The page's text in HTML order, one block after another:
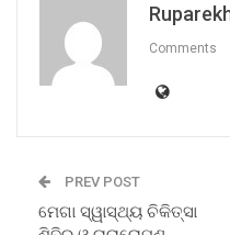
Comments
PREV POST
ମେଗା ସ୍ୱାସ୍ଥ୍ୟ ଚିକିତ୍ସା